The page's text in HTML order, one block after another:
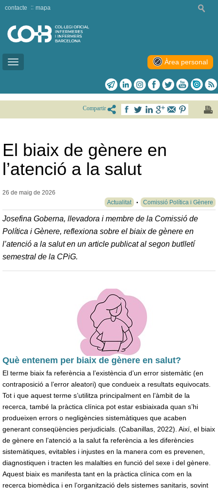
Toggle
contacte mapa
Àrea personal
Compartir
El biaix de gènere en
l’atenció a la salut
26 de maig de 2026
Actualitat
Comissió Política i Gènere
Josefina Goberna, llevadora i membre de la Comissió de
Política i Gènere, reflexiona sobre el biaix de gènere en
l’atenció a la salut en un article publicat al segon butlletí
semestral de la CPiG.
Què entenem per biaix de gènere en salut?
El terme biaix fa referència a l’existència d’un error sistemàtic (en
contraposició a l’error aleatori) que condueix a resultats equivocats.
Tot i que aquest terme s’utilitza principalment en l’àmbit de la
recerca, també la pràctica clínica pot estar esbiaixada quan s’hi
produeixen errors o negligències sistemàtiques que acaben
generant conseqüències perjudicials. (Cabanillas, 2022). Així, el biaix
de gènere en l’atenció a la salut fa referència a les diferències
sistemàtiques, evitables i injustes en la manera com es prevenen,
diagnostiquen i tracten les malalties en funció del sexe i del gènere.
Aquest biaix es manifesta tant en la pràctica clínica com en la
recerca biomèdica i en l’organització dels sistemes sanitaris, sovint